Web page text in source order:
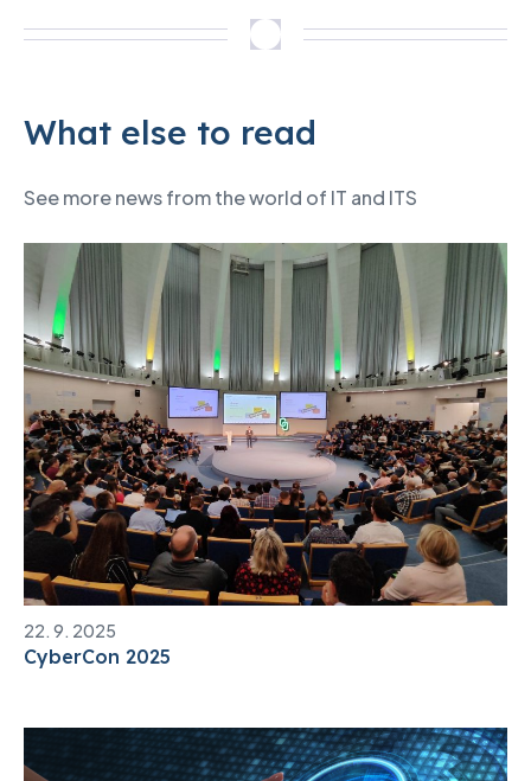
What else to read
See more news from the world of IT and ITS
22. 9. 2025
CyberCon 2025